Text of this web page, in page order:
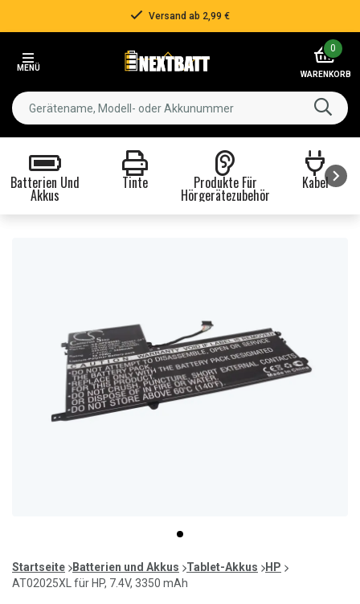
Versand ab 2,99 €
MENÜ
0
WARENKORB
Batterien Und
Akkus
Tinte Produkte Für
Hörgerätezubehör
Kabel
item
0
of
1
Startseite Batterien und Akkus Tablet-Akkus
HP
AT02025XL für HP, 7.4V, 3350 mAh